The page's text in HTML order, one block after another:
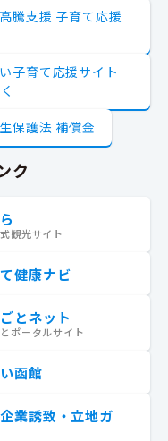
騰支援 子育て応援
子育て応援サイト
保護法 補償金
ク
観光サイト
健康ナビ
とネット
ポータルサイト
函館
業誘致・立地ガ